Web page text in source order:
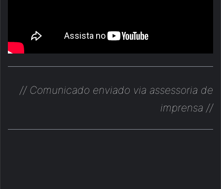
// Comunicado enviado via assessoria de
imprensa //